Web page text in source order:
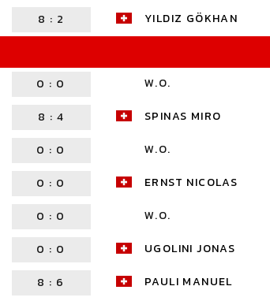
8 : 2
YILDIZ GÖKHAN
0 : 0 W.O.
8 : 4 SPINAS MIRO
0 : 0 W.O.
0 : 0 ERNST NICOLAS
0 : 0 W.O.
0 : 0 UGOLINI JONAS
8 : 6 PAULI MANUEL